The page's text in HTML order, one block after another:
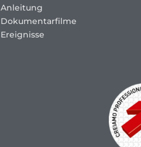
Anleitung
Dokumentarfilme
Ereignisse